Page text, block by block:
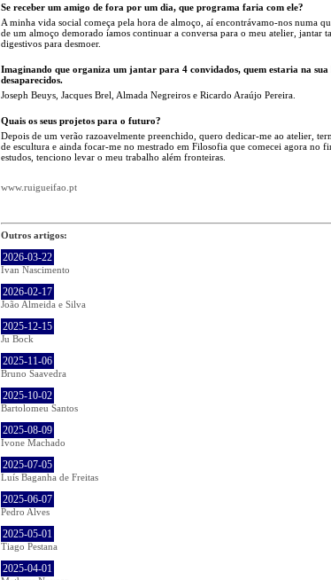
Se receber um amigo de fora por um dia, que programa faria com ele?
A minha vida social começa pela hora de almoço, aí encontrávamo-nos numa
de um almoço demorado íamos continuar a conversa para o meu atelier, jantar
digestivos para desmoer.
Imaginando que organiza um jantar para 4 convidados, quem estaria na
desaparecidos.
Joseph Beuys, Jacques Brel, Almada Negreiros e Ricardo Araújo Pereira.
Quais os seus projetos para o futuro?
Depois de um verão razoavelmente preenchido, quero dedicar-me ao atelier,
de escultura e ainda focar-me no mestrado em Filosofia que comecei agora
estudos, tenciono levar o meu trabalho além fronteiras.
www.ruigueifao.pt
Outros artigos:
2026-03-22
Ivan Nascimento
2026-02-17
João Almeida e Silva
2025-12-15
Ju Bock
2025-11-06
Bruno Saavedra
2025-10-02
Bartolomeu Santos
2025-08-09
Ivone Machado
2025-07-05
Luís Baganha de Freitas
2025-06-07
Pedro Alves
2025-05-01
Tiago Pestana
2025-04-01